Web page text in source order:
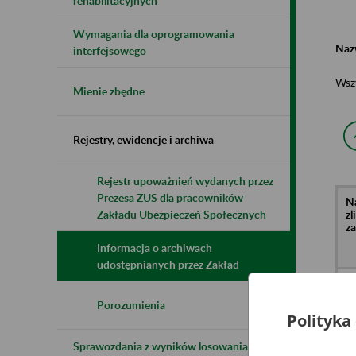
Wymagania dla oprogramowania
interfejsowego
Mienie zbędne
Rejestry, ewidencje i archiwa
Rejestr upoważnień wydanych przez
Prezesa ZUS dla pracowników
Zakładu Ubezpieczeń Społecznych
Informacja o archiwach
udostępnianych przez Zakład
Porozumienia
Sprawozdania z wyników losowania do
Polityka